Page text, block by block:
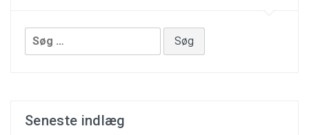
Søg
efter:
Seneste indlæg